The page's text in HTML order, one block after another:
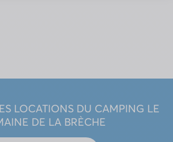
LOCATIONS DU CAMPING LE
DE LA BRÈCHE